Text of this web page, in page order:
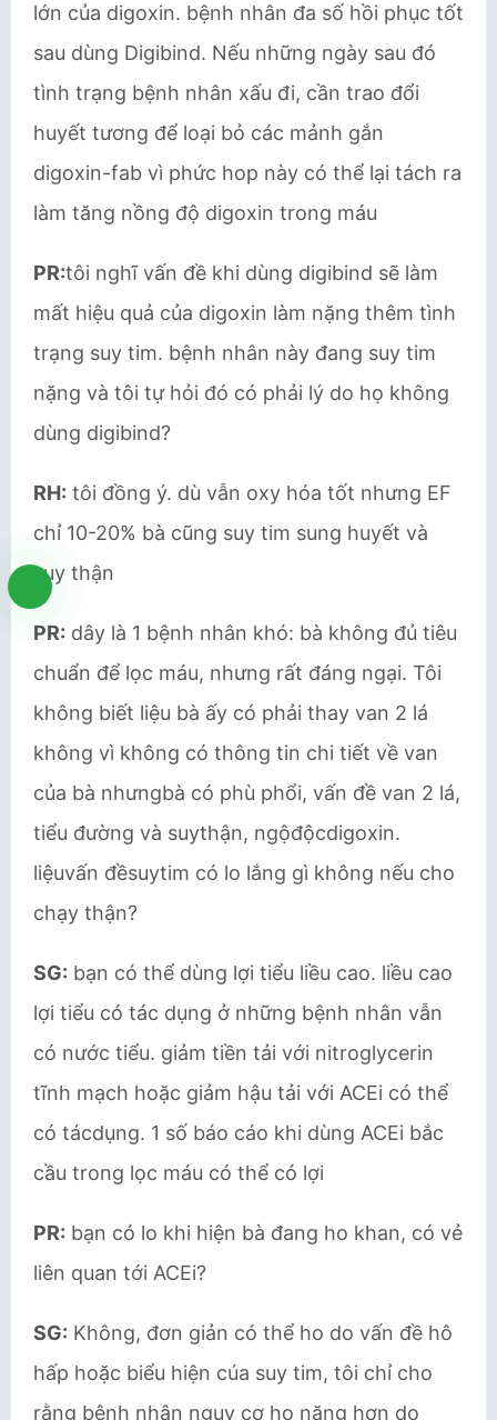
lớn của digoxin. bệnh nhân đa số hồi phục tốt
sau dùng Digibind. Nếu những ngày sau đó
tình trạng bệnh nhân xấu đi, cần trao đổi
huyết tương để loại bỏ các mảnh gắn
digoxin-fab vì phức hop này có thể lại tách ra
làm tăng nồng độ digoxin trong máu
PR:tôi nghĩ vấn đề khi dùng digibind sẽ làm
mất hiệu quả của digoxin làm nặng thêm tình
trạng suy tim. bệnh nhân này đang suy tim
nặng và tôi tự hỏi đó có phải lý do họ không
dùng digibind?
RH: tôi đồng ý. dù vẫn oxy hóa tốt nhưng EF
chỉ 10-20% bà cũng suy tim sung huyết và
suy thận
PR: dây là 1 bệnh nhân khó: bà không đủ tiêu
chuẩn để lọc máu, nhưng rất đáng ngại. Tôi
không biết liệu bà ấy có phải thay van 2 lá
không vì không có thông tin chi tiết về van
của bà nhưngbà có phù phổi, vấn đề van 2 lá,
tiểu đường và suythận, ngộđộcdigoxin.
liệuvấn đềsuytim có lo lắng gì không nếu cho
chạy thận?
SG: bạn có thể dùng lợi tiểu liều cao. liều cao
lợi tiểu có tác dụng ở những bệnh nhân vẫn
có nước tiểu. giảm tiền tải với nitroglycerin
tĩnh mạch hoặc giảm hậu tải với ACEi có thể
có tácdụng. 1 số báo cáo khi dùng ACEi bắc
cầu trong lọc máu có thể có lợi
PR: bạn có lo khi hiện bà đang ho khan, có vẻ
liên quan tới ACEi?
SG: Không, đơn giản có thể ho do vấn đề hô
hấp hoặc biểu hiện cúa suy tim, tôi chỉ cho
rằng bệnh nhân nguy cơ ho nặng hơn do